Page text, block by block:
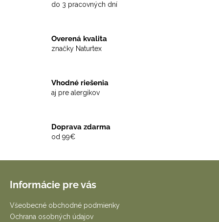
do 3 pracovných dní
Overená kvalita
značky Naturtex
Vhodné riešenia
aj pre alergikov
Doprava zdarma
od 99€
Informácie pre vás
Všeobecné obchodné podmienky
Ochrana osobných údajov